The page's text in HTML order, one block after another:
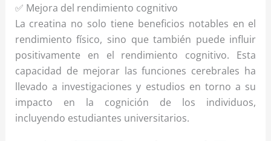
✅ Mejora del rendimiento cognitivo
La creatina no solo tiene beneficios notables en el
rendimiento físico, sino que también puede influir
positivamente en el rendimiento cognitivo. Esta
capacidad de mejorar las funciones cerebrales ha
llevado a investigaciones y estudios en torno a su
impacto en la cognición de los individuos,
incluyendo estudiantes universitarios.